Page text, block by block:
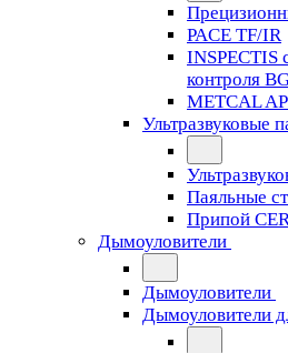
PACE TF/IR
INSPECTIS
контроля
METCAL
Ультразвуковые
Паяльные
Припой
Дымоуловители
Дымоуловители
Дымоуловители